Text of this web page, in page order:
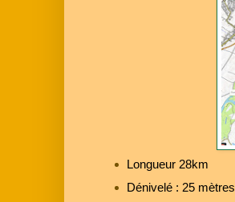
Longueur 28km
Dénivelé : 25 mètres